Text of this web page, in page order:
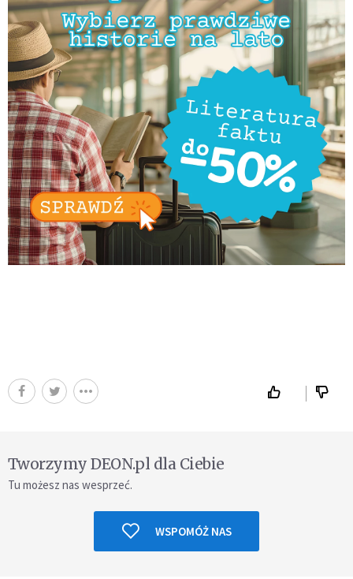
Tworzymy DEON.pl dla Ciebie
Tu możesz nas wesprzeć.
WSPOMÓŻ NAS